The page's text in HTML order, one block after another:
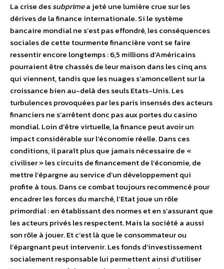
La crise dessubprimea jeté une lumière crue sur les
dérives de la finance internationale. Si le système
bancaire mondial ne s’est pas effondré, les conséquences
sociales de cette tourmente financière vont se faire
ressentir encore longtemps : 6,5 millions d’Américains
pourraient être chassés de leur maison dans les cinq ans
qui viennent, tandis que les nuages s’amoncellent sur la
croissance bien au-delà des seuls Etats-Unis. Les
turbulences provoquées par les paris insensés des acteurs
financiers ne s’arrêtent donc pas aux portes du casino
mondial. Loin d’être virtuelle, la finance peut avoir un
impact considérable sur l’économie réelle. Dans ces
conditions, il paraît plus que jamais nécessaire de «
civiliser » les circuits de financement de l’économie, de
mettre l’épargne au service d’un développement qui
profite à tous. Dans ce combat toujours recommencé pour
encadrer les forces du marché, l’Etat joue un rôle
primordial : en établissant des normes et en s’assurant que
les acteurs privés les respectent. Mais la société a aussi
son rôle à jouer. Et c’est là que le consommateur ou
l’épargnant peut intervenir. Les fonds d’investissement
socialement responsable lui permettent ainsi d’utiliser